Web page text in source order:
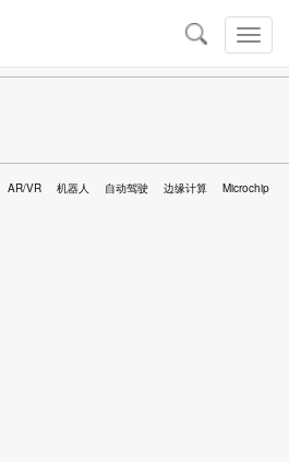
切
换
导
导
航
AR/VR 机器人 自动驾驶 边缘计算 Microchip